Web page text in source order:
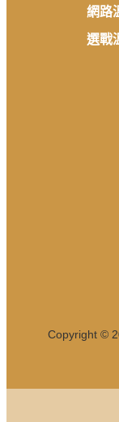
網路
選戰
Copyright ©